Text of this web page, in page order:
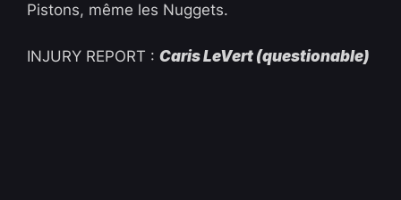
Pistons, même les Nuggets.
INJURY REPORT :Caris LeVert (questionable)